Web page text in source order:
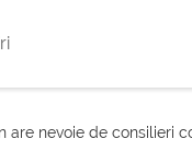
are nevoie de consilieri